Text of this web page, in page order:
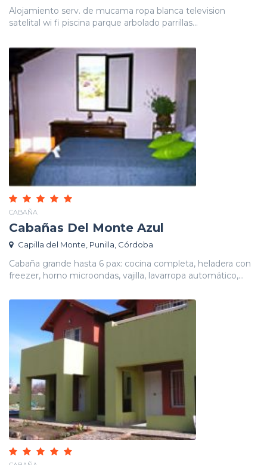
Alojamiento serv. de mucama ropa blanca television
satelital wi fi piscina parque arbolado parrillas...
CABAÑA
Cabañas Del Monte Azul
Capilla del Monte, Punilla, Córdoba
Cabaña grande hasta 6 pax: cocina completa, heladera con
freezer, horno microondas, vajilla, lavarropa automático,...